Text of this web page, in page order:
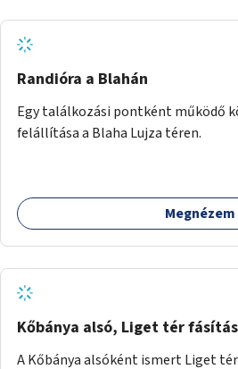
Randióra a Blahán
Egy találkozási pontként működő
felállítása a Blaha Lujza téren.
Megnézem
Kőbánya alsó, Liget tér
A Kőbánya alsóként ismert Liget